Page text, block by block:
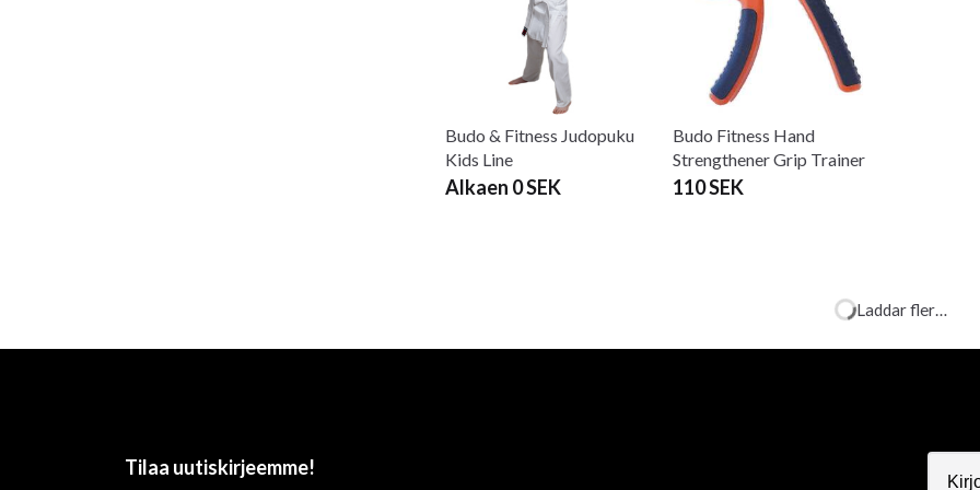
Budo & Fitness Judopuku
Kids Line
Alkaen 0 SEK
Budo Fitness Hand
Strengthener Grip Trainer
110 SEK
Laddar fler…
Tilaa uutiskirjeemme!